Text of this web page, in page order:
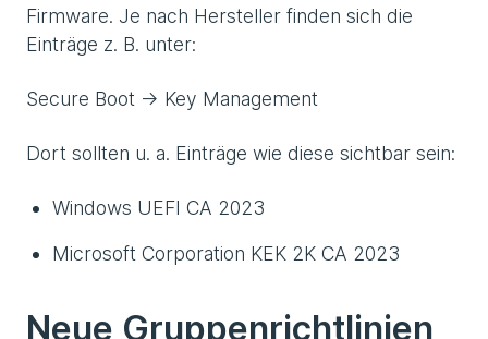
Firmware. Je nach Hersteller finden sich die
Einträge z. B. unter:
Secure Boot → Key Management
Dort sollten u. a. Einträge wie diese sichtbar sein:
Windows UEFI CA 2023
Microsoft Corporation KEK 2K CA 2023
Neue Gruppenrichtlinien